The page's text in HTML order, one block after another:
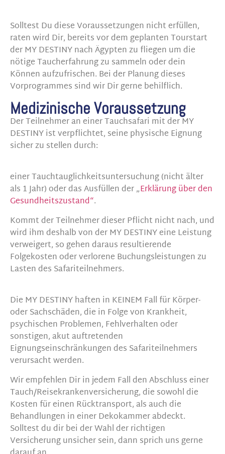
Solltest Du diese Voraussetzungen nicht erfüllen,
raten wird Dir, bereits vor dem geplanten Tourstart
der MY DESTINY nach Ägypten zu fliegen um die
nötige Taucherfahrung zu sammeln oder dein
Können aufzufrischen. Bei der Planung dieses
Vorprogrammes sind wir Dir gerne behilflich.
Medizinische Voraussetzung
Der Teilnehmer an einer Tauchsafari mit der MY
DESTINY ist verpflichtet, seine physische Eignung
sicher zu stellen durch:
einer Tauchtauglichkeitsuntersuchung (nicht älter
als 1 Jahr) oder das Ausfüllen der „Erklärung über den
Gesundheitszustand“.
Kommt der Teilnehmer dieser Pflicht nicht nach, und
wird ihm deshalb von der MY DESTINY eine Leistung
verweigert, so gehen daraus resultierende
Folgekosten oder verlorene Buchungsleistungen zu
Lasten des Safariteilnehmers.
Die MY DESTINY haften in KEINEM Fall für Körper-
oder Sachschäden, die in Folge von Krankheit,
psychischen Problemen, Fehlverhalten oder
sonstigen, akut auftretenden
Eignungseinschränkungen des Safariteilnehmers
verursacht werden.
Wir empfehlen Dir in jedem Fall den Abschluss einer
Tauch/Reisekrankenversicherung, die sowohl die
Kosten für einen Rücktransport, als auch die
Behandlungen in einer Dekokammer abdeckt.
Solltest du dir bei der Wahl der richtigen
Versicherung unsicher sein, dann sprich uns gerne